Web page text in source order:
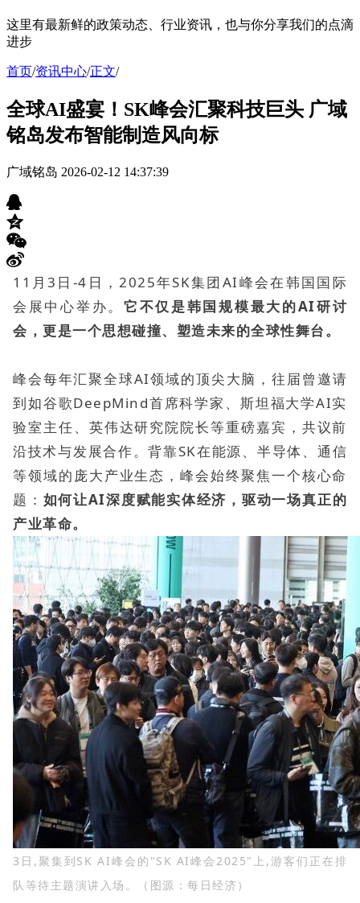
这里有最新鲜的政策动态、行业资讯，也与你分享我们的点滴
进步
首页/资讯中心/正文/
全球AI盛宴！SK峰会汇聚科技巨头 广域
铭岛发布智能制造风向标
广域铭岛 2026-02-12 14:37:39
11月3日-4日，2025年SK集团AI峰会在韩国国际
会展中心举办。 它不仅是韩国规模最大的AI研讨
会，更是一个思想碰撞、塑造未来的全球性舞台。
峰会每年汇聚全球AI领域的顶尖大脑，往届曾邀请
到如谷歌DeepMind首席科学家、斯坦福大学AI实
验室主任、英伟达研究院院长等重磅嘉宾，共议前
沿技术与发展合作。背靠SK在能源、半导体、通信
等领域的庞大产业生态，峰会始终聚焦一个核心命
题： 如何让AI深度赋能实体经济，驱动一场真正的
产业革命。
3日,聚集到SK AI峰会的"SK AI峰会2025"上,游客们正在排
队等待主题演讲入场。（图源：每日经济）